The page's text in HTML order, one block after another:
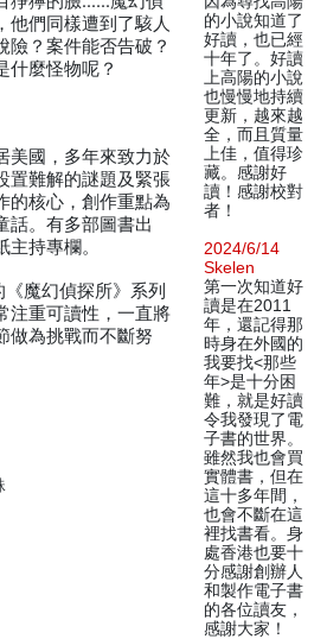
他們同樣遭到了駭人
險？案件能否告破？
什麼怪物呢？
美國，多年來致力於
置難解的謎題及緊張
的核心，創作重點為
話。有多部圖書出
持專欄。
魔幻偵探所》系列
注重可讀性，一直將
做為挑戰而不斷努
的小說知道了
好讀，也已經
十年了。好讀
上高陽的小說
也慢慢地持續
更新，越來越
全，而且質量
上佳，值得珍
藏。感謝好
讀！感謝校對
者！
2024/6/14
Skelen
第一次知道好
讀是在2011
年，還記得那
時身在外國的
我要找<那些
年>是十分困
難，就是好讀
令我發現了電
子書的世界。
雖然我也會買
實體書，但在
這十多年間，
也會不斷在這
裡找書看。身
處香港也要十
分感謝創辦人
和製作電子書
的各位讀友，
感謝大家！